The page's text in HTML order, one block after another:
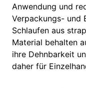
Anwendung und
Verpackungs- und
Schlaufen aus
Material behalten
ihre Dehnbarkeit
daher für